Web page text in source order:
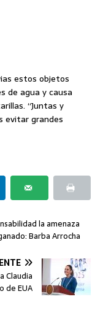
estos objetos
de agua y causa
“Juntas y
evitar grandes
la amenaza
Barba Arrocha
Claudia
de EUA